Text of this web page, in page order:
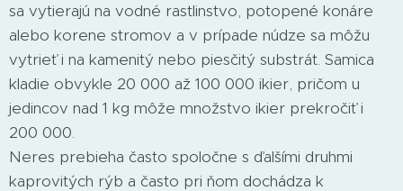
sa vytierajú na vodné rastlinstvo, potopené konáre
alebo korene stromov a v prípade núdze sa môžu
vytrieť i na kamenitý nebo piesčitý substrát. Samica
kladie obvykle 20 000 až 100 000 ikier, pričom u
jedincov nad 1 kg môže množstvo ikier prekročiť i
200 000.
Neres prebieha často spoločne s ďalšími druhmi
kaprovitých rýb a často pri ňom dochádza k